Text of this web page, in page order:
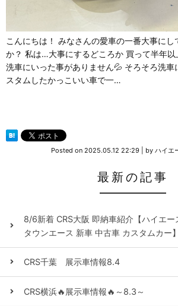
こんにちは！ みなさんの愛車の一番大事にし
か？ 私は…大事にするどころか 買って半年
洗車にいった事がありません💦 そろそろ洗
スタムしたかっこいい車で一…
Posted on 2025.05.12 22:29 by ハイエ
最新の記事
8/6新着 CRS大阪 即納車紹介【ハイエー
タウンエース 新車 中古車 カスタムカー
CRS千葉 展示車情報8.4
CRS横浜🔥展示車情報🔥～8.3～